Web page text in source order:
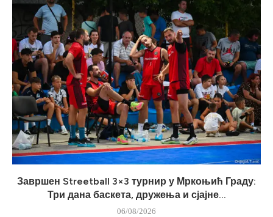
Завршен Streetball 3×3 турнир у Мркоњић Граду:
Три дана баскета, дружења и сјајне...
06/08/2026